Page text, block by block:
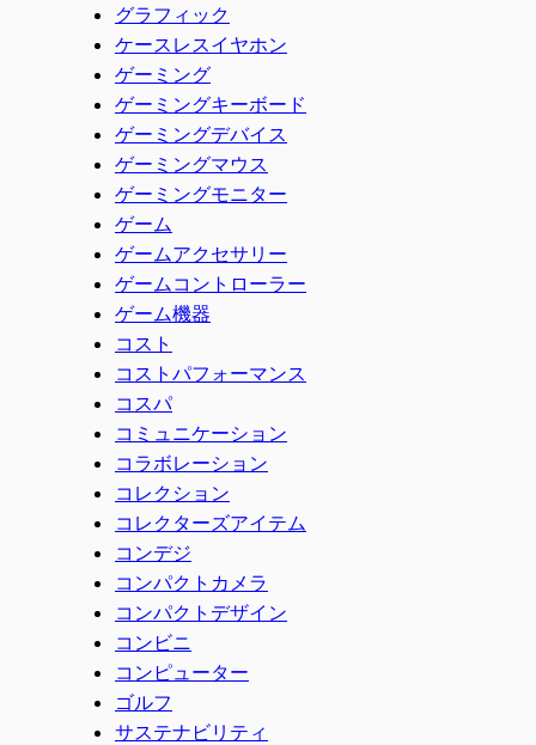
グラフィック
ケースレスイヤホン
ゲーミング
ゲーミングキーボード
ゲーミングデバイス
ゲーミングマウス
ゲーミングモニター
ゲーム
ゲームアクセサリー
ゲームコントローラー
ゲーム機器
コスト
コストパフォーマンス
コスパ
コミュニケーション
コラボレーション
コレクション
コレクターズアイテム
コンデジ
コンパクトカメラ
コンパクトデザイン
コンビニ
コンピューター
ゴルフ
サステナビリティ